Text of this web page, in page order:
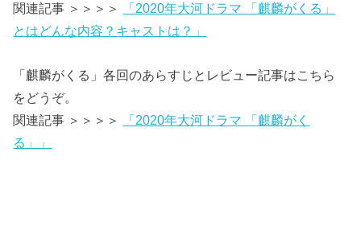
関連記事 ＞＞＞＞
「2020年大河ドラマ 「麒麟がくる」
とはどんな内容？キャストは？」
「麒麟がくる」各回のあらすじとレビュー記事はこちら
をどうぞ。
関連記事 ＞＞＞＞
「2020年大河ドラマ 「麒麟がく
る」」